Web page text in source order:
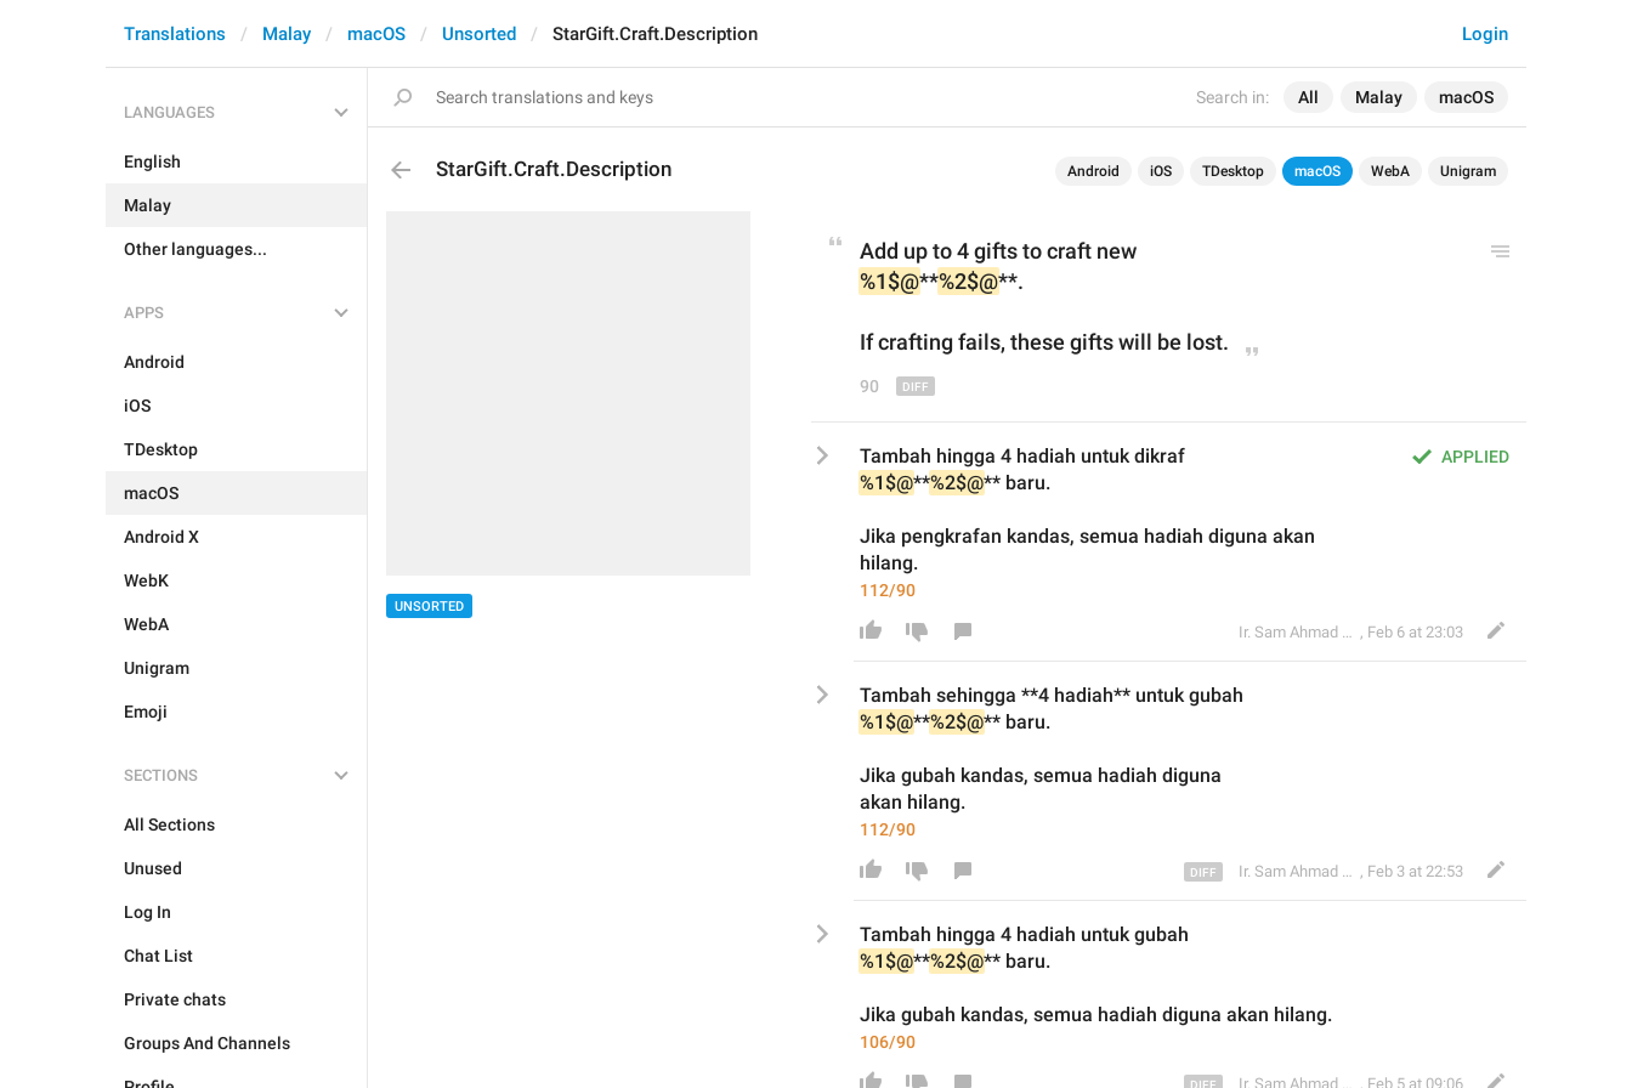
Search in: All Malay macOS
Login
Translations Malay macOS Unsorted StarGift.Craft.Description
LANGUAGES
English
Malay
Other languages...
APPS
Android
iOS
TDesktop
macOS
Android X
WebK
WebA
Unigram
Emoji
SECTIONS
All Sections
Unused
Log In
Chat List
Private chats
Groups And Channels
StarGift.Craft.Description Android iOS TDesktop macOS WebA Unigram
UNSORTED
Add up to 4 gifts to craft new
%1$@**%2$@**.
If crafting fails, these gifts will be lost.
90
APPLIED
Tambah hingga 4 hadiah untuk dikraf
%1$@**%2$@** baru.
Jika pengkrafan kandas, semua hadiah diguna akan
hilang.
112/90
Ir. Sam Ahmad c74A , Feb 6 at 23:03
Tambah sehingga **4 hadiah** untuk gubah
%1$@**%2$@** baru.
Jika gubah kandas, semua hadiah diguna
akan hilang.
112/90
Ir. Sam Ahmad c74A , Feb 3 at 22:53
Tambah hingga 4 hadiah untuk gubah
%1$@**%2$@** baru.
Jika gubah kandas, semua hadiah diguna akan hilang.
106/90
Ir. Sam Ahmad c74A , Feb 5 at 09:06